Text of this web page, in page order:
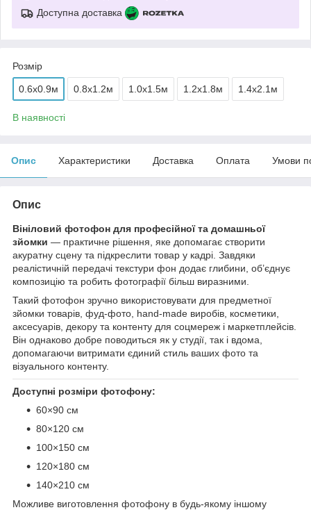
Доступна доставка
Розмір
0.6x0.9м 0.8x1.2м 1.0x1.5м 1.2x1.8м 1.4x2.1м
В наявності
Опис Характеристики Доставка Оплата Умови
Опис
Вініловий фотофон для професійної та домашньої
зйомки — практичне рішення, яке допомагає створити
акуратну сцену та підкреслити товар у кадрі. Завдяки
реалістичній передачі текстури фон додає глибини, об’єднує
композицію та робить фотографії більш виразними.
Такий фотофон зручно використовувати для предметної
зйомки товарів, фуд-фото, hand-made виробів, косметики,
аксесуарів, декору та контенту для соцмереж і маркетплейсів.
Він однаково добре поводиться як у студії, так і вдома,
допомагаючи витримати єдиний стиль ваших фото та
візуального контенту.
Доступні розміри фотофону:
60×90 см
80×120 см
100×150 см
120×180 см
140×210 см
Можливе виготовлення фотофону в будь-якому іншому